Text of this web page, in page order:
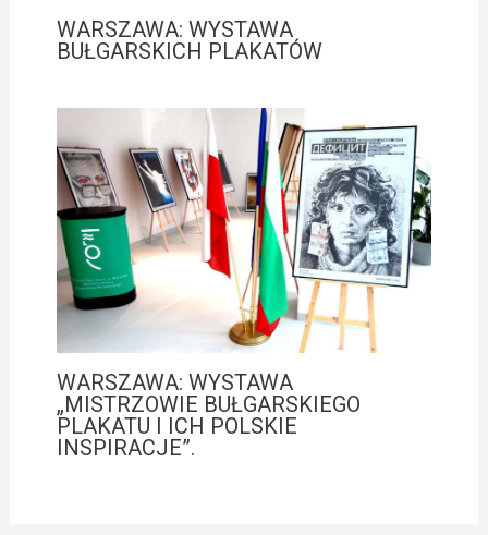
WARSZAWA: WYSTAWA
BUŁGARSKICH PLAKATÓW
WARSZAWA: WYSTAWA
„MISTRZOWIE BUŁGARSKIEGO
PLAKATU I ICH POLSKIE
INSPIRACJE”.